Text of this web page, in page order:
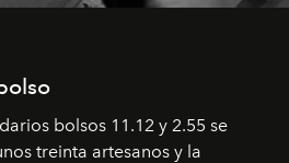
bolsos 11.12 y 2.55 se
treinta artesanos y la